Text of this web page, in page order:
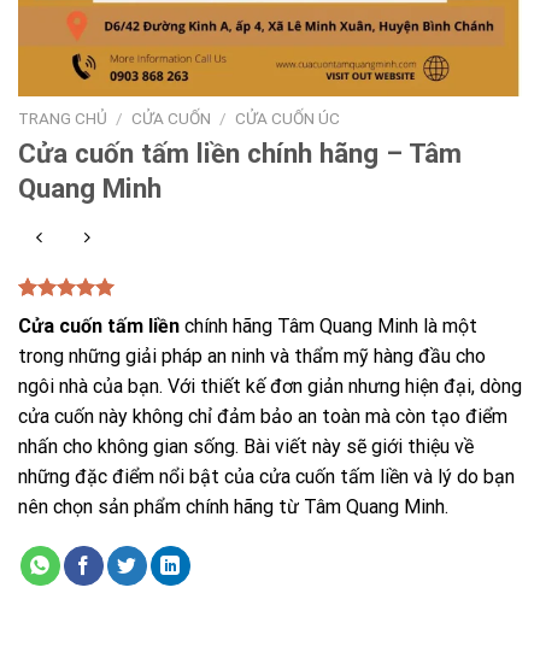
TRANG CHỦ / CỬA CUỐN / CỬA CUỐN ÚC
Cửa cuốn tấm liền chính hãng – Tâm
Quang Minh
5.00
trên 5
dựa trên
1
đánh giá
Cửa cuốn tấm liền chính hãng Tâm Quang Minh là một
trong những giải pháp an ninh và thẩm mỹ hàng đầu cho
ngôi nhà của bạn. Với thiết kế đơn giản nhưng hiện đại, dòng
cửa cuốn này không chỉ đảm bảo an toàn mà còn tạo điểm
nhấn cho không gian sống. Bài viết này sẽ giới thiệu về
những đặc điểm nổi bật của cửa cuốn tấm liền và lý do bạn
nên chọn sản phẩm chính hãng từ Tâm Quang Minh.